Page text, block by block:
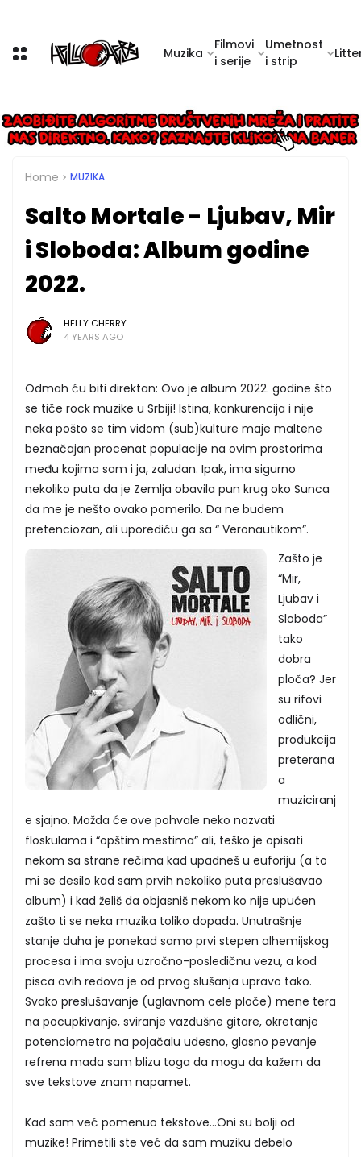
Muzika
Filmovi
i serije
Umetnost
i strip
Home MUZIKA
Salto Mortale - Ljubav, Mir
i Sloboda: Album godine
2022.
HELLY CHERRY
4 YEARS AGO
Odmah ću biti direktan: Ovo je album 2022. godine što
se tiče rock muzike u Srbiji! Istina, konkurencija i nije
neka pošto se tim vidom (sub)kulture maje maltene
beznačajan procenat populacije na ovim prostorima
među kojima sam i ja, zaludan. Ipak, ima sigurno
nekoliko puta da je Zemlja obavila pun krug oko Sunca
da me je nešto ovako pomerilo. Da ne budem
pretenciozan, ali uporediću ga sa “ Veronautikom”.
Zašto je
“Mir,
Ljubav i
Sloboda”
tako
dobra
ploča? Jer
su rifovi
odlični,
produkcija
preterana
a
muziciranj
e sjajno. Možda će ove pohvale neko nazvati
floskulama i “opštim mestima” ali, teško je opisati
nekom sa strane rečima kad upadneš u euforiju (a to
mi se desilo kad sam prvih nekoliko puta preslušavao
album) i kad želiš da objasniš nekom ko nije upućen
zašto ti se neka muzika toliko dopada. Unutrašnje
stanje duha je ponekad samo prvi stepen alhemijskog
procesa i ima svoju uzročno-posledičnu vezu, a kod
pisca ovih redova je od prvog slušanja upravo tako.
Svako preslušavanje (uglavnom cele ploče) mene tera
na pocupkivanje, sviranje vazdušne gitare, okretanje
potenciometra na pojačalu udesno, glasno pevanje
refrena mada sam blizu toga da mogu da kažem da
sve tekstove znam napamet.
Kad sam već pomenuo tekstove…Oni su bolji od
muzike! Primetili ste već da sam muziku debelo